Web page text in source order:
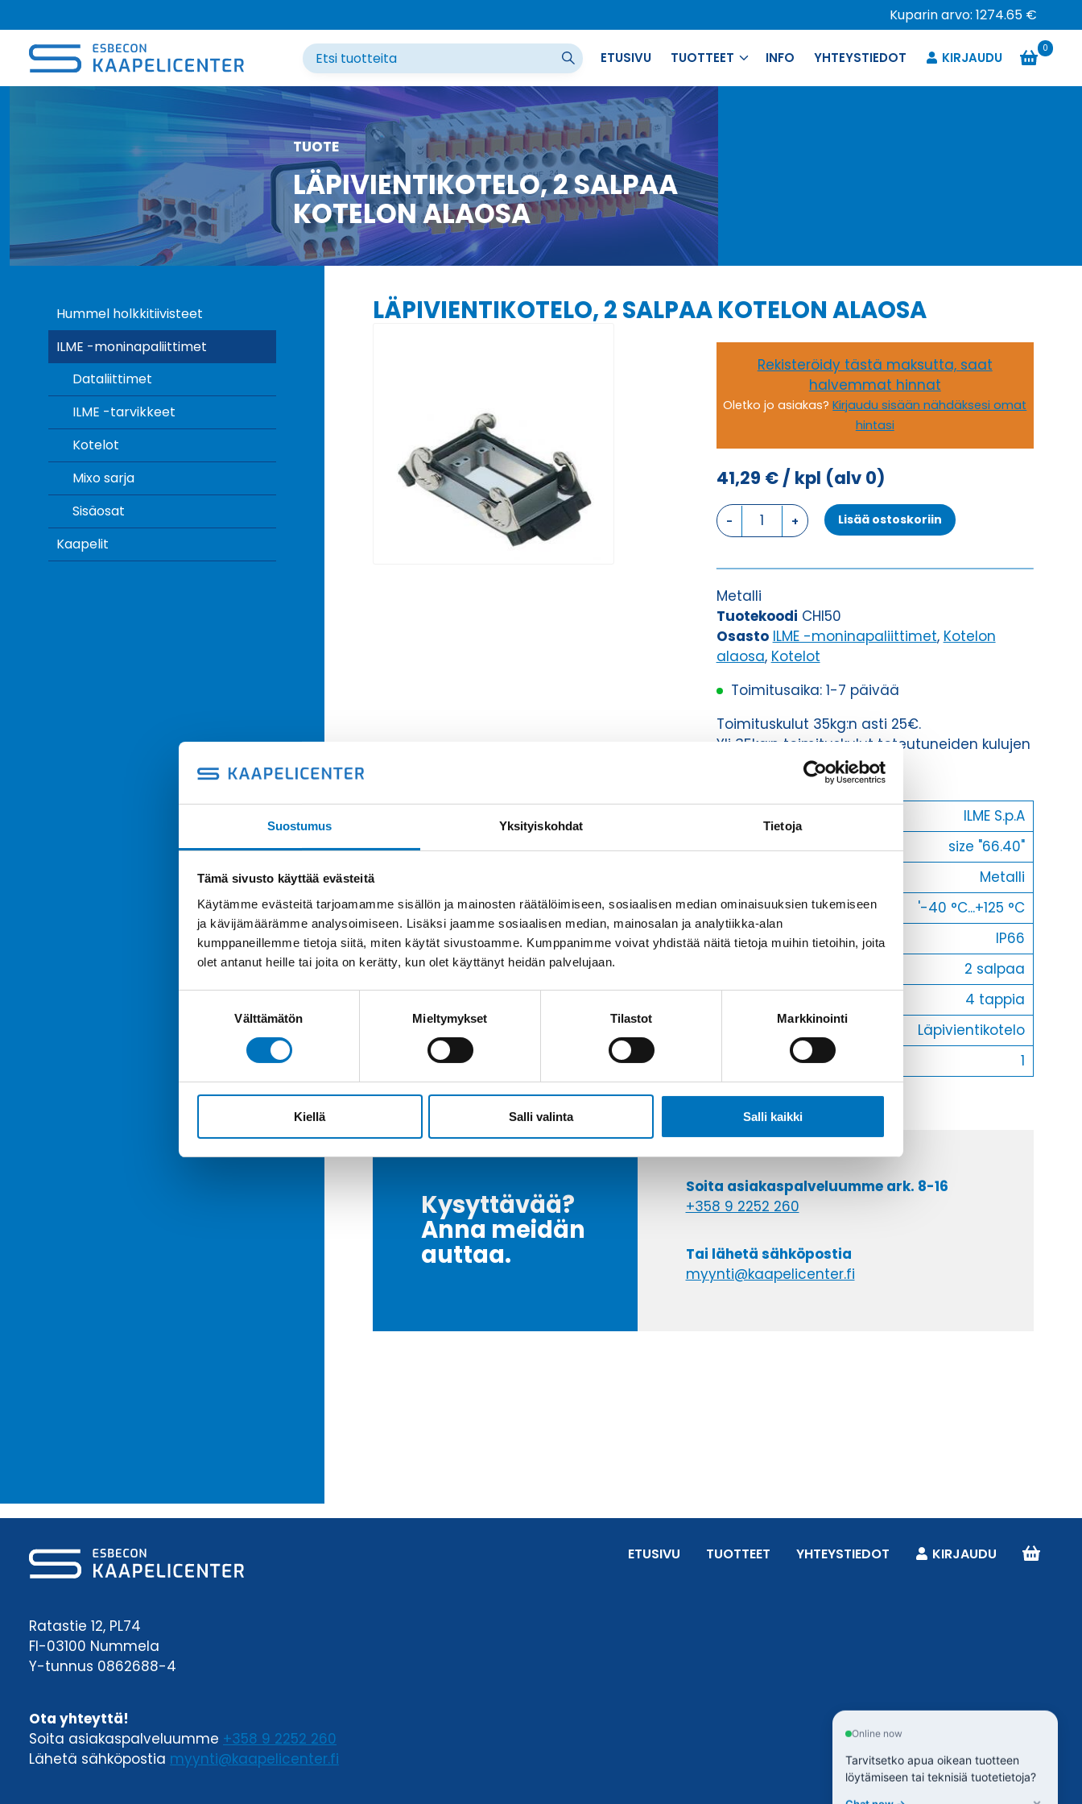
Suostumus Yksityiskohdat Tietoja
Tämä sivusto käyttää evästeitä
Käytämme evästeitä tarjoamamme sisällön ja mainosten räätälöimiseen, sosiaalisen median ominaisuuksien tukemiseen
ja kävijämäärämme analysoimiseen. Lisäksi jaamme sosiaalisen median, mainosalan ja analytiikka-alan
kumppaneillemme tietoja siitä, miten käytät sivustoamme. Kumppanimme voivat yhdistää näitä tietoja muihin tietoihin, joita
olet antanut heille tai joita on kerätty, kun olet käyttänyt heidän palvelujaan.
Välttämätön Mieltymykset Tilastot Markkinointi
Kiellä Salli valinta Salli kaikki
sisältöön
Kuparin arvo: 1274.65 €
ETUSIVU TUOTTEET INFO YHTEYSTIEDOT KIRJAUDU
0
TUOTE
LÄPIVIENTIKOTELO, 2 SALPAA
KOTELON ALAOSA
Hummel holkkitiivisteet
ILME -moninapaliittimet
Dataliittimet
ILME -tarvikkeet
Kotelot
Mixo sarja
Sisäosat
Kaapelit
LÄPIVIENTIKOTELO, 2 SALPAA KOTELON ALAOSA
Rekisteröidy tästä maksutta, saat
halvemmat hinnat
Oletko jo asiakas?Kirjaudu sisään nähdäksesi omat
hintasi
41,29 €/ kpl (alv 0)
LÄPIVIENTIKOTELO,
2
KOTELON
ALAOSA
määrä
Lisää ostoskoriin
Metalli
Tuotekoodi CHI50
Osasto ILME -moninapaliittimet, Kotelon
alaosa, Kotelot
Toimitusaika: 1-7 päivää
Toimituskulut 35kg:n asti 25€.
Yli 35kg:n toimituskulut toteutuneiden kulujen
ILME S.p.A
Koko
size "66.40"
Metalli
Käyttölämpötila
'-40 °C...+125 °C
IP-luokka
IP66
2 salpaa
4 tappia
Läpivientikotelo
Myyntierä
1
Kysyttävää?
Anna meidän
auttaa.
Soita asiakaspalveluumme ark. 8-16
+358 9 2252 260
Tai lähetä sähköpostia
myynti@kaapelicenter.fi
Ratastie 12, PL74
FI-03100 Nummela
Y-tunnus 0862688-4
Ota yhteyttä!
Soita asiakaspalveluumme +358 9 2252 260
Lähetä sähköpostia myynti@kaapelicenter.fi
ETUSIVU TUOTTEET YHTEYSTIEDOT KIRJAUDU
Online now
Tarvitsetko apua oikean tuotteen
löytämiseen tai teknisiä tuotetietoja?